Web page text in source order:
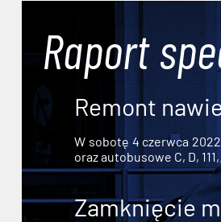
Raport
Remont
W sobotę 4 czerwca
oraz autobusowe C, D, 111,...
Zamknięcie